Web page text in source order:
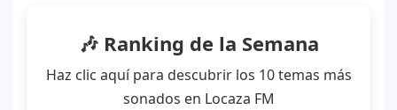
🎶 Ranking de la Semana
Haz clic aquí para descubrir los 10 temas más
sonados en Locaza FM